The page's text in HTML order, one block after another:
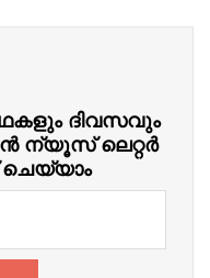
ദിവസവും
ന്യൂസ് ലെറ്റർ